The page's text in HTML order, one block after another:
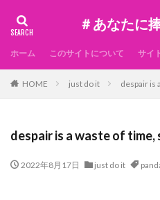
＃あなたに
ホーム このサイトについて サイ
HOME just do it despair is
despair is a waste of
2022年8月17日 just do it